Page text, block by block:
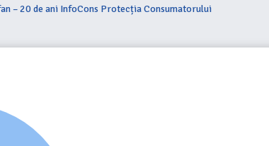
– 20 de ani InfoCons Protecția Consumatorului